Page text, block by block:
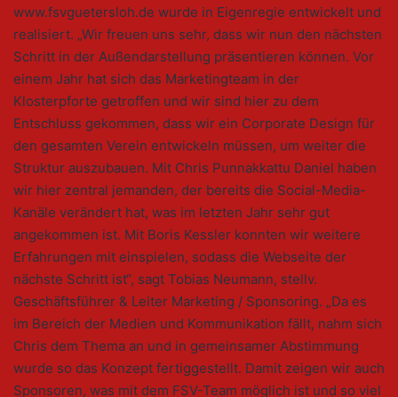
www.fsvguetersloh.de wurde in Eigenregie entwickelt und
realisiert. „Wir freuen uns sehr, dass wir nun den nächsten
Schritt in der Außendarstellung präsentieren können. Vor
einem Jahr hat sich das Marketingteam in der
Klosterpforte getroffen und wir sind hier zu dem
Entschluss gekommen, dass wir ein Corporate Design für
den gesamten Verein entwickeln müssen, um weiter die
Struktur auszubauen. Mit Chris Punnakkattu Daniel haben
wir hier zentral jemanden, der bereits die Social-Media-
Kanäle verändert hat, was im letzten Jahr sehr gut
angekommen ist. Mit Boris Kessler konnten wir weitere
Erfahrungen mit einspielen, sodass die Webseite der
nächste Schritt ist“, sagt Tobias Neumann, stellv.
Geschäftsführer & Leiter Marketing / Sponsoring. „Da es
im Bereich der Medien und Kommunikation fällt, nahm sich
Chris dem Thema an und in gemeinsamer Abstimmung
wurde so das Konzept fertiggestellt. Damit zeigen wir auch
Sponsoren, was mit dem FSV-Team möglich ist und so viel